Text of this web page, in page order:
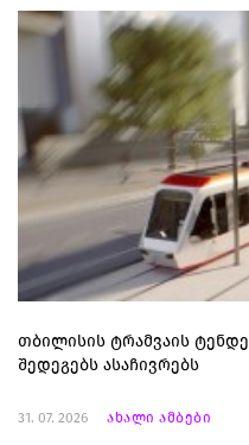
თბილისის ტრამვაის
შედეგებს ასაჩივრებს
31. 07. 2026 ახალი ამბები